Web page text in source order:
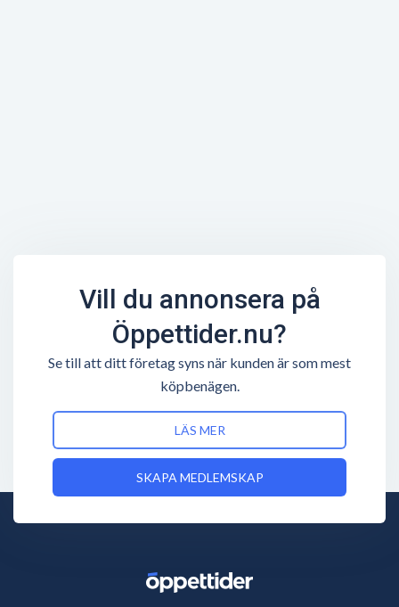
Vill du annonsera på
Öppettider.nu?
Se till att ditt företag syns när kunden är som mest
köpbenägen.
LÄS MER
SKAPA MEDLEMSKAP